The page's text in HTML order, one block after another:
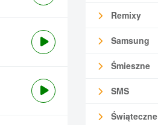
Remixy
Samsung
Śmieszne
SMS
Świąteczne